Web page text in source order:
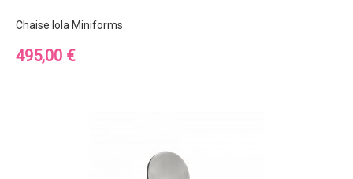
Chaise Iola Miniforms
Prix
495,00 €